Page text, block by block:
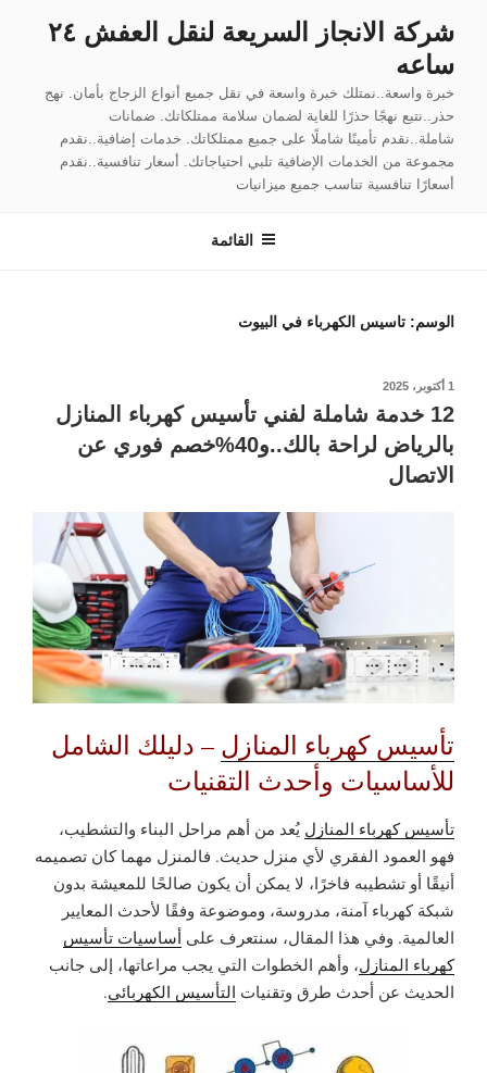
المحتوى
شركة الانجاز السريعة لنقل العفش ٢٤
ساعه
خبرة واسعة..نمتلك خبرة واسعة في نقل جميع أنواع الزجاج بأمان. نهج
حذر..نتبع نهجًا حذرًا للغاية لضمان سلامة ممتلكاتك. ضمانات
شاملة..نقدم تأمينًا شاملًا على جميع ممتلكاتك. خدمات إضافية..نقدم
مجموعة من الخدمات الإضافية تلبي احتياجاتك. أسعار تنافسية..نقدم
أسعارًا تنافسية تناسب جميع ميزانيات
القائمة
الوسم: تاسيس الكهرباء في البيوت
نُشر
في
1 أكتوبر، 2025
12 خدمة شاملة لفني تأسيس كهرباء المنازل
بالرياض لراحة بالك..و40%خصم فوري عن
الاتصال
تأسيس كهرباء المنازل – دليلك الشامل
للأساسيات وأحدث التقنيات
تأسيس كهرباء المنازل يُعد من أهم مراحل البناء والتشطيب،
فهو العمود الفقري لأي منزل حديث. فالمنزل مهما كان تصميمه
أنيقًا أو تشطيبه فاخرًا، لا يمكن أن يكون صالحًا للمعيشة بدون
شبكة كهرباء آمنة، مدروسة، وموضوعة وفقًا لأحدث المعايير
العالمية. وفي هذا المقال، سنتعرف على أساسيات تأسيس
كهرباء المنازل، وأهم الخطوات التي يجب مراعاتها، إلى جانب
الحديث عن أحدث طرق وتقنيات التأسيس الكهربائي.